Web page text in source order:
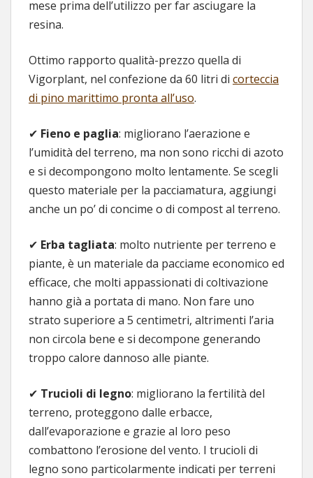
mese prima dell’utilizzo per far asciugare la
resina.
Ottimo rapporto qualità-prezzo quella di
Vigorplant, nel confezione da 60 litri di corteccia
di pino marittimo pronta all’uso.
✔ Fieno e paglia: migliorano l’aerazione e
l’umidità del terreno, ma non sono ricchi di azoto
e si decompongono molto lentamente. Se scegli
questo materiale per la pacciamatura, aggiungi
anche un po’ di concime o di compost al terreno.
✔ Erba tagliata: molto nutriente per terreno e
piante, è un materiale da pacciame economico ed
efficace, che molti appassionati di coltivazione
hanno già a portata di mano. Non fare uno
strato superiore a 5 centimetri, altrimenti l’aria
non circola bene e si decompone generando
troppo calore dannoso alle piante.
✔ Trucioli di legno: migliorano la fertilità del
terreno, proteggono dalle erbacce,
dall’evaporazione e grazie al loro peso
combattono l’erosione del vento. I trucioli di
legno sono particolarmente indicati per terreni